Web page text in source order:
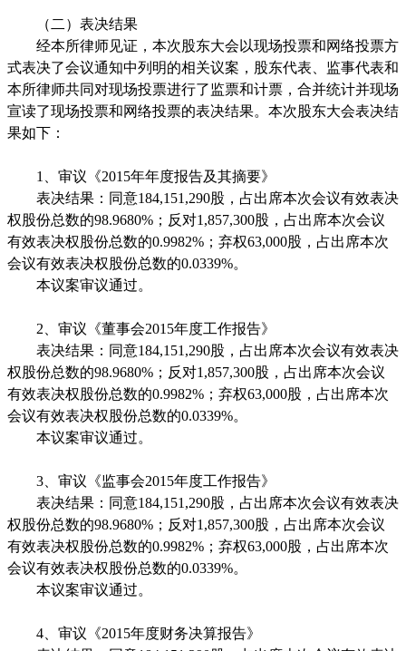
（二）表决结果
经本所律师见证，本次股东大会以现场投票和网络投票方
式表决了会议通知中列明的相关议案，股东代表、监事代表和
本所律师共同对现场投票进行了监票和计票，合并统计并现场
宣读了现场投票和网络投票的表决结果。本次股东大会表决结
果如下：
1 、审议《2015年年度报告及其摘要》
表决结果：同意184,151,290股，占出席本次会议有效表决
权股份总数的98.9680% ；反对1,857,300股，占出席本次会议
有效表决权股份总数的0.9982% ；弃权63,000股，占出席本次
会议有效表决权股份总数的0.0339%。
本议案审议通过。
2 、审议《董事会2015年度工作报告》
表决结果：同意184,151,290股，占出席本次会议有效表决
权股份总数的98.9680% ；反对1,857,300股，占出席本次会议
有效表决权股份总数的0.9982% ；弃权63,000股，占出席本次
会议有效表决权股份总数的0.0339%。
本议案审议通过。
3 、审议《监事会2015年度工作报告》
表决结果：同意184,151,290股，占出席本次会议有效表决
权股份总数的98.9680% ；反对1,857,300股，占出席本次会议
有效表决权股份总数的0.9982% ；弃权63,000股，占出席本次
会议有效表决权股份总数的0.0339%。
本议案审议通过。
4 、审议《2015年度财务决算报告》